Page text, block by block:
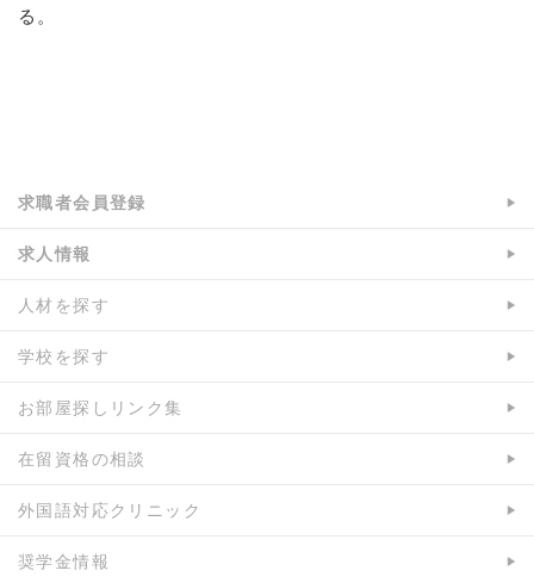
る。
求職者会員登録
求人情報
人材を探す
学校を探す
お部屋探しリンク集
在留資格の相談
外国語対応クリニック
奨学金情報